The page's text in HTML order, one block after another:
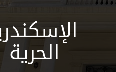
الحرية